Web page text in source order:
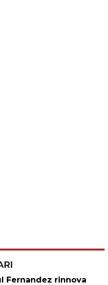
Fernandez rinnova